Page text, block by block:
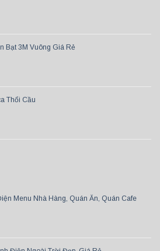
Bạt 3M Vuông Giá Rẻ
Thổi Cầu
Menu Nhà Hàng, Quán Ăn, Quán Cafe